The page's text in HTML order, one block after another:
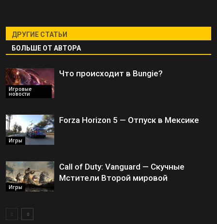
ДРУГИЕ СТАТЬИ
БОЛЬШЕ ОТ АВТОРА
Игровые
новости
Что происходит в Bungie?
Игры
Forza Horizon 5 — Отпуск в Мексике
Игры
Call of Duty: Vanguard — Скучные
Мстители Второй мировой